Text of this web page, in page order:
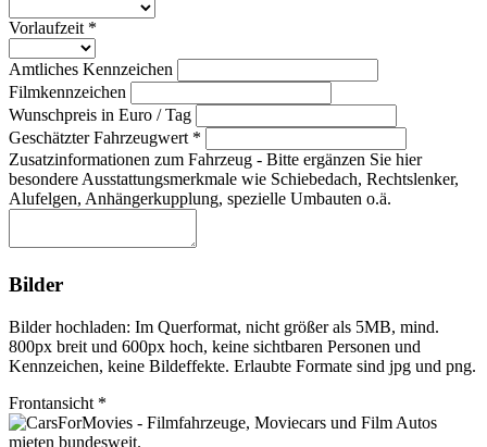
Vorlaufzeit *
Amtliches Kennzeichen
Filmkennzeichen
Wunschpreis in Euro / Tag
Geschätzter Fahrzeugwert *
Zusatzinformationen zum Fahrzeug - Bitte ergänzen Sie hier
besondere Ausstattungsmerkmale wie Schiebedach, Rechtslenker,
Alufelgen, Anhängerkupplung, spezielle Umbauten o.ä.
Bilder
Bilder hochladen: Im Querformat, nicht größer als 5MB, mind.
800px breit und 600px hoch, keine sichtbaren Personen und
Kennzeichen, keine Bildeffekte. Erlaubte Formate sind jpg und png.
Frontansicht *